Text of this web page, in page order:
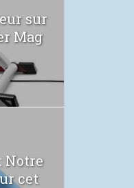
sur
Mag
Notre
cet